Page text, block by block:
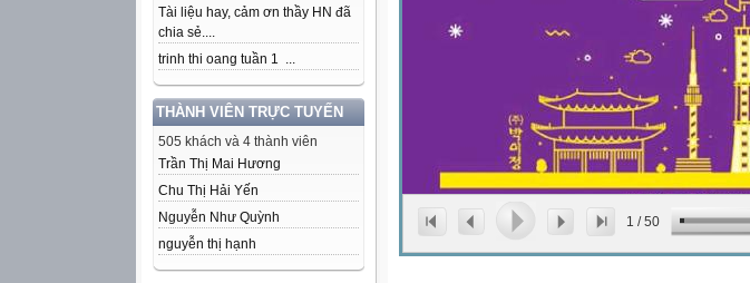
Tài liệu hay, cảm ơn thầy HN đã
chia sẻ....
trinh thi oang tuần 1 ...
THÀNH VIÊN TRỰC TUYẾN
505 khách và 4 thành viên
Trần Thị Mai Hương
Chu Thị Hải Yến
Nguyễn Như Quỳnh
nguyễn thị hạnh
1 /50